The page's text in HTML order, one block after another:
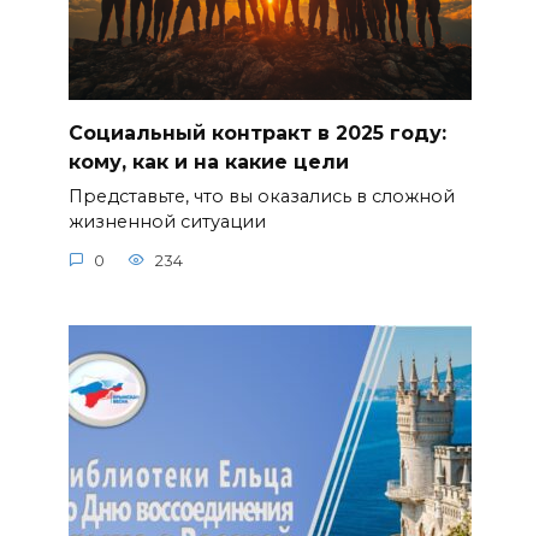
Социальный контракт в 2025 году:
кому, как и на какие цели
Представьте, что вы оказались в сложной
жизненной ситуации
0 234